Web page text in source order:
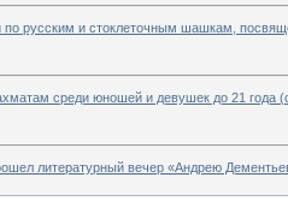
по русским и стоклеточным шашкам,
среди юношей и девушек до 21 года
литературный вечер «Андрею